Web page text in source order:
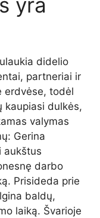
didelio
partneriai ir
erdvėse, todėl
kaupiasi dulkės,
valymas
Gerina
aukštus
darbo
Prisideda prie
baldų,
laiką. Švarioje